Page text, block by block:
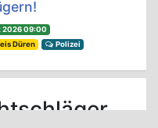
2026 09:00
Düren Polizei